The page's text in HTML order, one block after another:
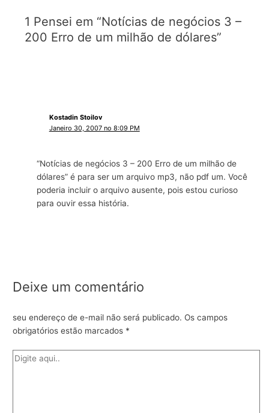
1 Pensei em “Notícias de negócios 3 –
200 Erro de um milhão de dólares”
Kostadin Stoilov
Janeiro 30, 2007 no 8:09 PM
“Notícias de negócios 3 – 200 Erro de um milhão de
dólares” é para ser um arquivo mp3, não pdf um. Você
poderia incluir o arquivo ausente, pois estou curioso
para ouvir essa história.
Deixe um comentário
seu endereço de e-mail não será publicado. Os campos
obrigatórios estão marcados *